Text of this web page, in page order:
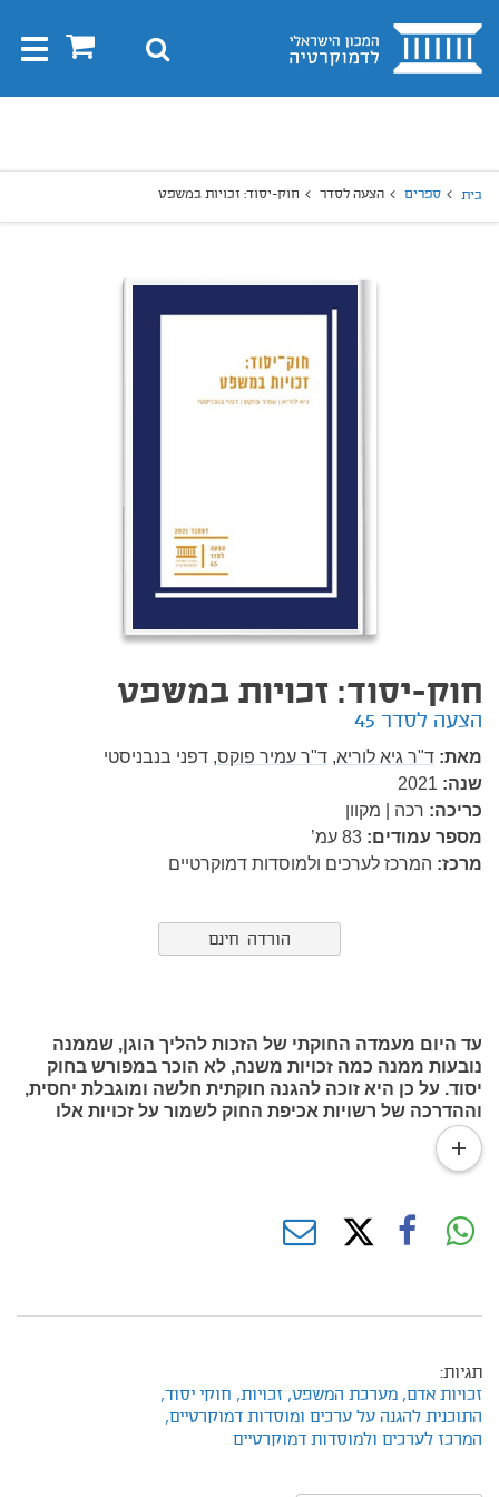
בית 0 חיפוש
בית ספרים הצעה לסדר חוק-יסוד: זכויות במשפט
חוק-יסוד: זכויות במשפט
הצעה לסדר 45
מאת: ד"ר גיא לוריא, ד"ר עמיר פוקס, דפני בנבניסטי
שנה: 2021
כריכה: רכה | מקוון
מספר עמודים: 83 עמ’
מרכז: המרכז לערכים ולמוסדות דמוקרטיים
הורדה חינם
עד היום מעמדה החוקתי של הזכות להליך הוגן, שממנה
נובעות ממנה כמה זכויות משנה, לא הוכר במפורש בחוק
יסוד. על כן היא זוכה להגנה חוקתית חלשה ומוגבלת יחסית,
וההדרכה של רשויות אכיפת החוק לשמור על זכויות אלו
עמומה. מצב נורמטיבי זה עלול לגרום לפגיעה בלתי מידתית
של המחוקק בזכויות האלה ולמציאות של חוסר שמירה
מספקת מצד רשויות אכיפת החוק על זכויותיהם של חשודים
הוגן ואת זכויות המשנה שלה בחוק יסוד. המחקר מסביר
מדוע עיגון כזה הוא חיוני, מציג כיצד מדינות אחרות מעגנות
read
more
תגיות:
זכויות אדם, מערכת המשפט, זכויות, חוקי יסוד,
התוכנית להגנה על ערכים ומוסדות דמוקרטיים,
המרכז לערכים ולמוסדות דמוקרטיים